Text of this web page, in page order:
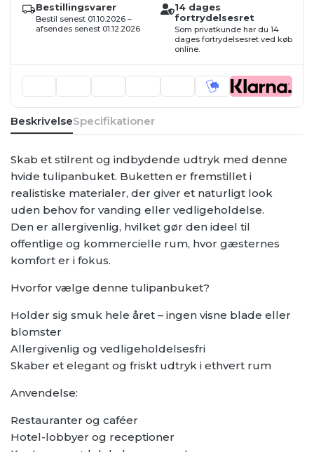
39
antal
Bestillingsvarer
Bestil senest 01.10.2026 –
afsendes senest 01.12.2026
14 dages
fortrydelsesret
Som privatkunde har du 14
dages fortrydelsesret ved køb
online.
BeskrivelseSpecifikationer
Skab et stilrent og indbydende udtryk med denne
hvide tulipanbuket. Buketten er fremstillet i
realistiske materialer, der giver et naturligt look
uden behov for vanding eller vedligeholdelse.
Den er allergivenlig, hvilket gør den ideel til
offentlige og kommercielle rum, hvor gæsternes
komfort er i fokus.
Hvorfor vælge denne tulipanbuket?
Holder sig smuk hele året – ingen visne blade eller
blomster
Allergivenlig og vedligeholdelsesfri
Skaber et elegant og friskt udtryk i ethvert rum
Anvendelse:
Restauranter og caféer
Hotel-lobbyer og receptioner